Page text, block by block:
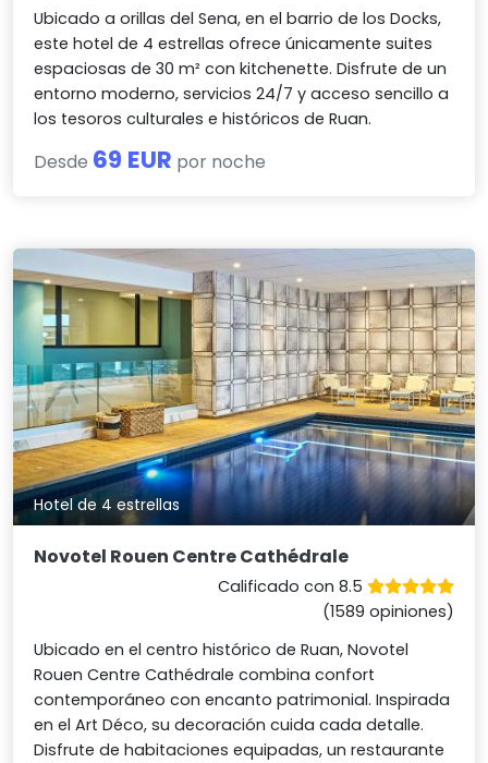
Ubicado a orillas del Sena, en el barrio de los Docks,
este hotel de 4 estrellas ofrece únicamente suites
espaciosas de 30 m² con kitchenette. Disfrute de un
entorno moderno, servicios 24/7 y acceso sencillo a
los tesoros culturales e históricos de Ruan.
Desde 69 EUR por noche
Hotel de 4 estrellas
Novotel Rouen Centre Cathédrale
Calificado con 8.5
(1589 opiniones)
Ubicado en el centro histórico de Ruan, Novotel
Rouen Centre Cathédrale combina confort
contemporáneo con encanto patrimonial. Inspirada
en el Art Déco, su decoración cuida cada detalle.
Disfrute de habitaciones equipadas, un restaurante